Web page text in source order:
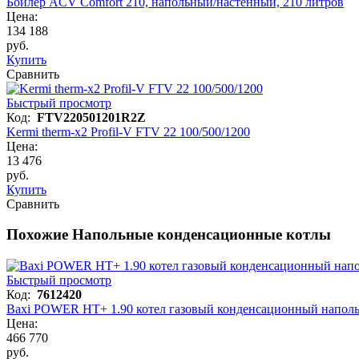
Цена:
134 188
руб.
Купить
Сравнить
Быстрый просмотр
Код: FTV220501201R2Z
Kermi therm-x2 Profil-V FTV 22 100/500/1200
Цена:
13 476
руб.
Купить
Сравнить
Похожие Напольные конденсационные котлы
Быстрый просмотр
Код: 7612420
Baxi POWER HT+ 1.90 котел газовый конденсационный
Цена:
466 770
руб.